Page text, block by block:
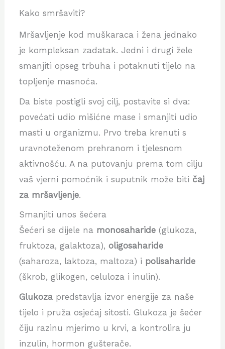
Kako smršaviti?
Mršavljenje kod muškaraca i žena jednako
je kompleksan zadatak. Jedni i drugi žele
smanjiti opseg trbuha i potaknuti tijelo na
topljenje masnoća.
Da biste postigli svoj cilj, postavite si dva:
povećati udio mišićne mase i smanjiti udio
masti u organizmu. Prvo treba krenuti s
uravnoteženom prehranom i tjelesnom
aktivnošću. A na putovanju prema tom cilju
vaš vjerni pomoćnik i suputnik može biti čaj
za mršavljenje.
Smanjiti unos šećera
Šećeri se dijele na monosaharide(glukoza,
fruktoza, galaktoza), oligosaharide
(saharoza, laktoza, maltoza) i polisaharide
(škrob, glikogen, celuloza i inulin).
Glukozapredstavlja izvor energije za naše
tijelo i pruža osjećaj sitosti. Glukoza je šećer
čiju razinu mjerimo u krvi, a kontrolira ju
inzulin, hormon gušterače.